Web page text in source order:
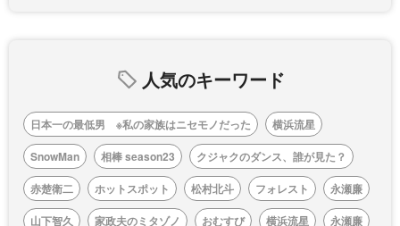
人気のキーワード
日本一の最低男 ※私の家族はニセモノだった
横浜流星
SnowMan
相棒 season23
クジャクのダンス、誰が見た？
赤楚衛二
ホットスポット 松村北斗 フォレスト
永瀬廉
山下智久
家政夫のミタゾノ おむすび 横浜流星
永瀬廉